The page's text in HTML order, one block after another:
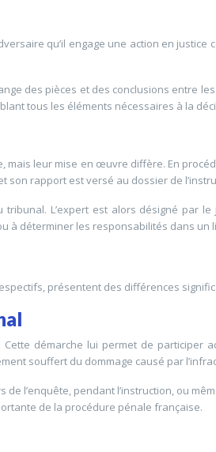
qu’il engage une action en
des pièces et des conclusions entre
tous les éléments nécessaires à la
leur mise en œuvre diffère. En
son rapport est versé au dossier de
L’expert est alors désigné par
à déterminer les responsabilités dans un
présentent des différences
démarche lui permet de
souffert du dommage causé par
l’enquête, pendant l’instruction, ou
de la procédure pénale française.